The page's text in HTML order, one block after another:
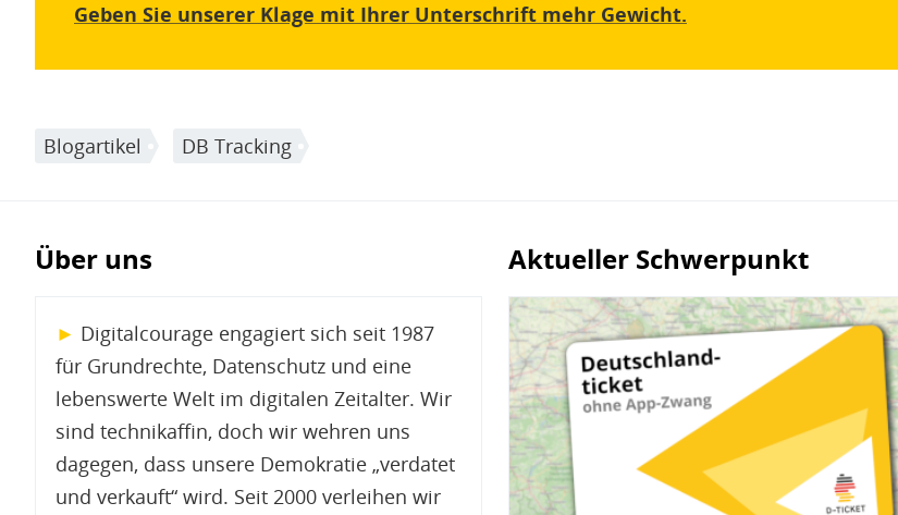
Geben Sie unserer Klage mit Ihrer Unterschrift mehr Gewicht.
Blogartikel DB Tracking
Über uns
► Digitalcourage engagiert sich seit 1987
für Grundrechte, Datenschutz und eine
lebenswerte Welt im digitalen Zeitalter. Wir
sind technikaffin, doch wir wehren uns
dagegen, dass unsere Demokratie „verdatet
und verkauft“ wird. Seit 2000 verleihen wir
Aktueller Schwerpunkt
Bild